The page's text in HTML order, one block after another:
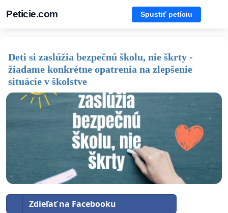
Peticie.com Spustiť petíciu
Deti si zaslúžia bezpečnú školu, nie škrty -
žiadame konkrétne opatrenia na zlepšenie
situácie v školstve
Zdieľať na Facebooku